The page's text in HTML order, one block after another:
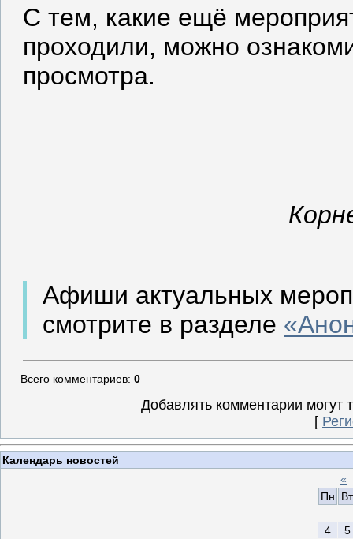
С тем, какие ещё
проходили, можно
просмотра.
Афиши актуальных
смотрите в разделе
Всего комментариев: 0
Добавлять комментарии могут
[
Календарь новостей
«
Пн
Вт
4 5